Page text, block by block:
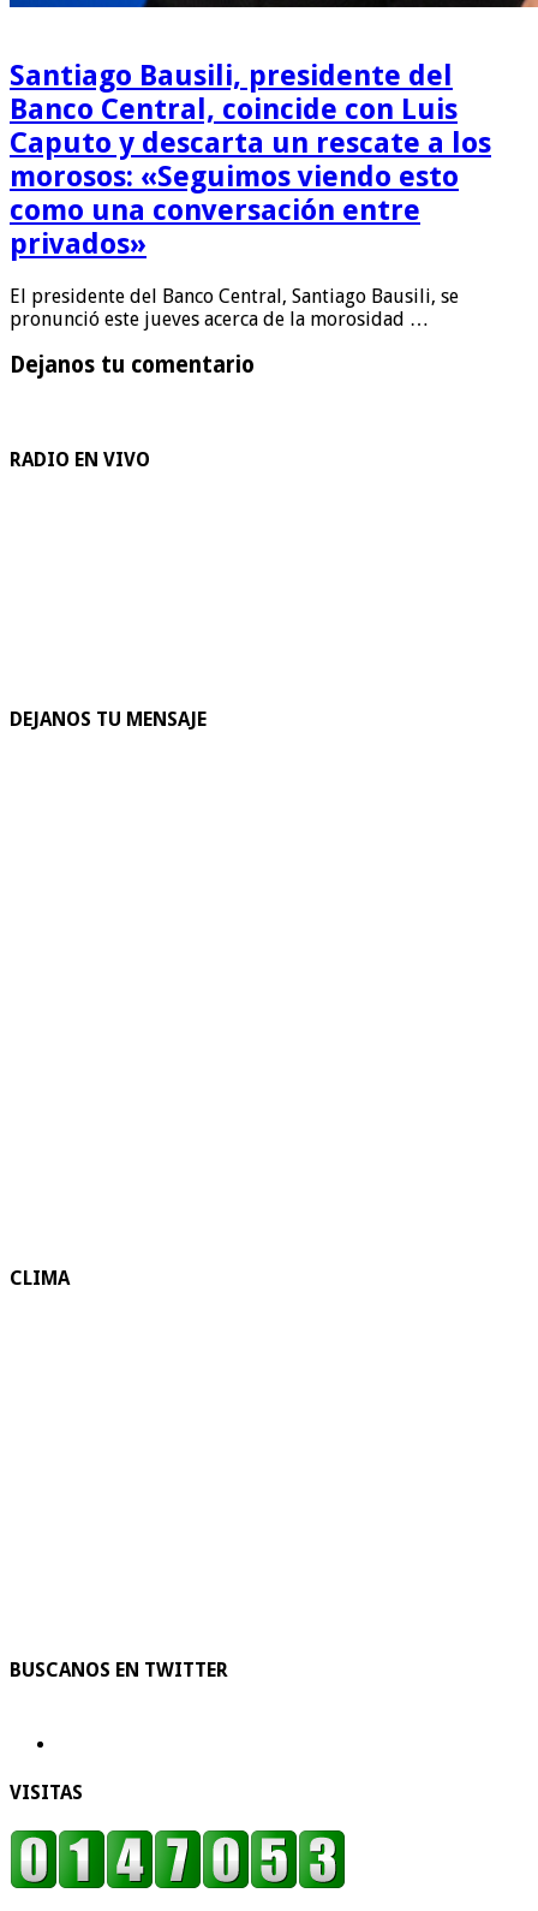
Santiago Bausili, presidente del
Banco Central, coincide con Luis
Caputo y descarta un rescate a los
morosos: «Seguimos viendo esto
como una conversación entre
privados»
El presidente del Banco Central, Santiago Bausili, se
pronunció este jueves acerca de la morosidad …
Dejanos tu comentario
RADIO EN VIVO
DEJANOS TU MENSAJE
CLIMA
BUSCANOS EN TWITTER
VISITAS